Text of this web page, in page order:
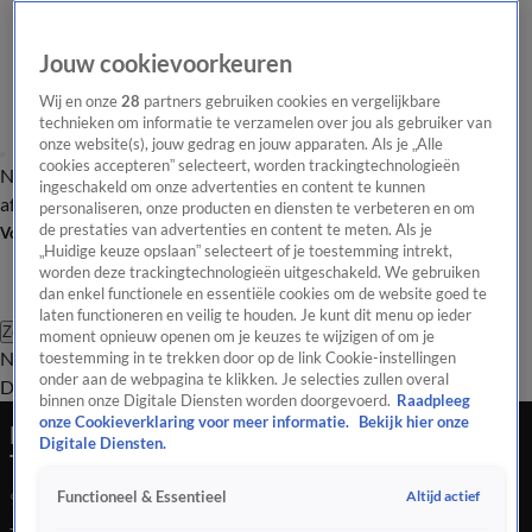
Nieuws van de DagOpinie van de Dag Onze categorieën Laatste
afleveringVideo's Nieuws van de Dag Podcast
Volg Nieuws van de Dag
Zoeken
Nieuws van de DagOpinie van de
Dag
Video'sUitzendingen PodcastPanelContact
PowNed-verslaggever woonde drie maanden in
Ter Apel: 'Hechte gemeenschap'
9 apr 2025, 18:55
Jouw cookievoorkeuren
Wij en onze28 partners gebruiken cookies en vergelijkbare
technieken om informatie te verzamelen over jou als gebruiker van
onze website(s), jouw gedrag en jouw apparaten. Als je „Alle
cookies accepteren” selecteert, worden trackingtechnologieën
ingeschakeld om onze advertenties en content te kunnen
personaliseren, onze producten en diensten te verbeteren en om
de prestaties van advertenties en content te meten. Als je
„Huidige keuze opslaan” selecteert of je toestemming intrekt,
worden deze trackingtechnologieën uitgeschakeld. We gebruiken
dan enkel functionele en essentiële cookies om de website goed te
laten functioneren en veilig te houden. Je kunt dit menu op ieder
moment opnieuw openen om je keuzes te wijzigen of om je
toestemming in te trekken door op de link Cookie-instellingen
onder aan de webpagina te klikken. Je selecties zullen overal
binnen onze Digitale Diensten worden doorgevoerd. Raadpleeg
onze Cookieverklaring voor meer informatie.
Bekijk hier onze
Digitale Diensten.
Functioneel & Essentieel Altijd actief